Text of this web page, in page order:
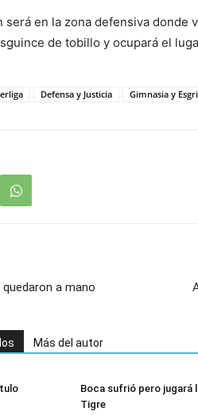
será en la zona defensiva donde
de tobillo y ocupará el
Defensa y Justicia Gimnasia y
a mano
Más del autor
Boca sufrió pero jugará
Tigre